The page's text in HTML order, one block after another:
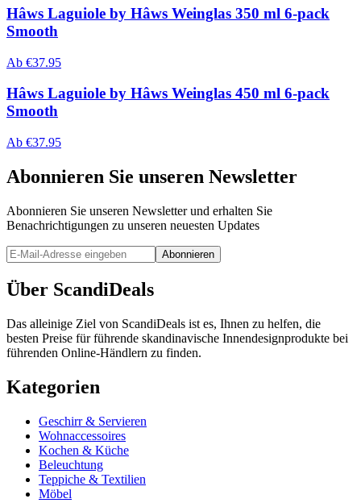
Hâws Laguiole by Hâws Weinglas 350 ml 6-pack
Smooth
Ab €37.95
Hâws Laguiole by Hâws Weinglas 450 ml 6-pack
Smooth
Ab €37.95
Abonnieren Sie unseren Newsletter
Abonnieren Sie unseren Newsletter und erhalten Sie
Benachrichtigungen zu unseren neuesten Updates
Abonnieren
Über ScandiDeals
Das alleinige Ziel von ScandiDeals ist es, Ihnen zu helfen, die
besten Preise für führende skandinavische Innendesignprodukte bei
führenden Online-Händlern zu finden.
Kategorien
Geschirr & Servieren
Wohnaccessoires
Kochen & Küche
Beleuchtung
Teppiche & Textilien
Möbel